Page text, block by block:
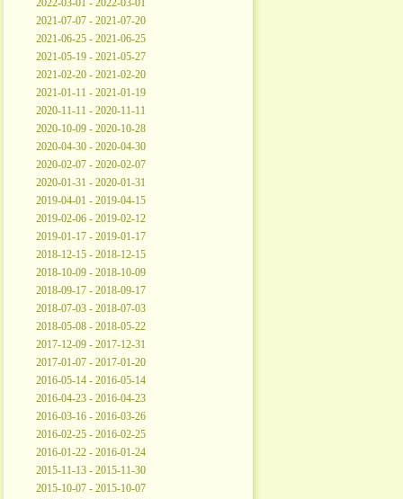
2022-03-01 - 2022-03-01
2021-07-07 - 2021-07-20
2021-06-25 - 2021-06-25
2021-05-19 - 2021-05-27
2021-02-20 - 2021-02-20
2021-01-11 - 2021-01-19
2020-11-11 - 2020-11-11
2020-10-09 - 2020-10-28
2020-04-30 - 2020-04-30
2020-02-07 - 2020-02-07
2020-01-31 - 2020-01-31
2019-04-01 - 2019-04-15
2019-02-06 - 2019-02-12
2019-01-17 - 2019-01-17
2018-12-15 - 2018-12-15
2018-10-09 - 2018-10-09
2018-09-17 - 2018-09-17
2018-07-03 - 2018-07-03
2018-05-08 - 2018-05-22
2017-12-09 - 2017-12-31
2017-01-07 - 2017-01-20
2016-05-14 - 2016-05-14
2016-04-23 - 2016-04-23
2016-03-16 - 2016-03-26
2016-02-25 - 2016-02-25
2016-01-22 - 2016-01-24
2015-11-13 - 2015-11-30
2015-10-07 - 2015-10-07